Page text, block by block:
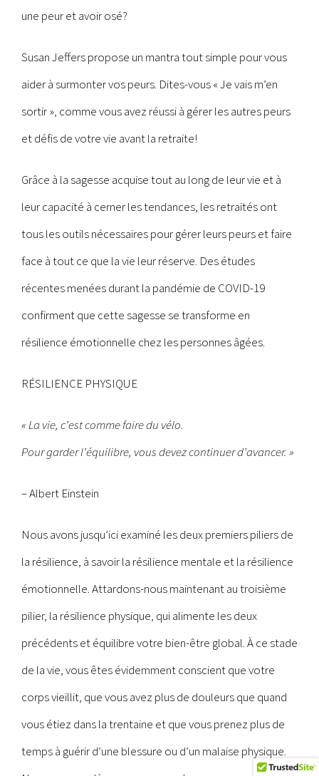
une peur et avoir osé?
Susan Jeffers propose un mantra tout simple pour vous
aider à surmonter vos peurs. Dites-vous « Je vais m’en
sortir », comme vous avez réussi à gérer les autres peurs
et défis de votre vie avant la retraite!
Grâce à la sagesse acquise tout au long de leur vie et à
leur capacité à cerner les tendances, les retraités ont
tous les outils nécessaires pour gérer leurs peurs et faire
face à tout ce que la vie leur réserve. Des études
récentes menées durant la pandémie de COVID-19
confirment que cette sagesse se transforme en
résilience émotionnelle chez les personnes âgées.
RÉSILIENCE PHYSIQUE
« La vie, c’est comme faire du vélo.
Pour garder l’équilibre, vous devez continuer d’avancer. »
– Albert Einstein
Nous avons jusqu’ici examiné les deux premiers piliers de
la résilience, à savoir la résilience mentale et la résilience
émotionnelle. Attardons-nous maintenant au troisième
pilier, la résilience physique, qui alimente les deux
précédents et équilibre votre bien-être global. À ce stade
de la vie, vous êtes évidemment conscient que votre
corps vieillit, que vous avez plus de douleurs que quand
vous étiez dans la trentaine et que vous prenez plus de
temps à guérir d’une blessure ou d’un malaise physique.